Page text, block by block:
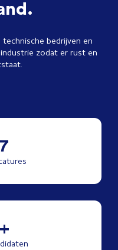
bedrijven en
zodat er rust en